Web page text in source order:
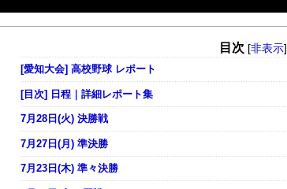
目次 [非表示]
[愛知大会] 高校野球 レポート
[目次] 日程｜詳細レポート集
7月28日(火) 決勝戦
7月27日(月) 準決勝
7月23日(木) 準々決勝